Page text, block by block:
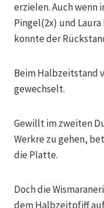
erzielen. Auch wenn
Pingel(2x) und
konnte der
Beim Halbzeitstand
gewechselt.
Gewillt im zweiten
Werkre zu gehen,
die Platte.
Doch die
dem Halbzeitpfiff